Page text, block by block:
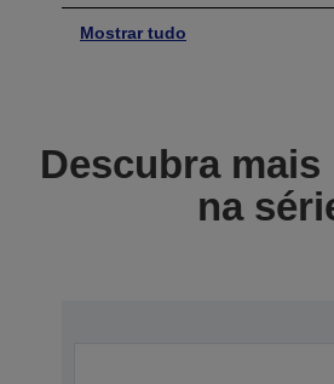
Mostrar tudo
Descubra
na